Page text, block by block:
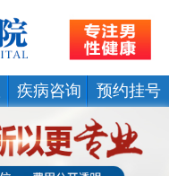
疾病咨询 预约挂号